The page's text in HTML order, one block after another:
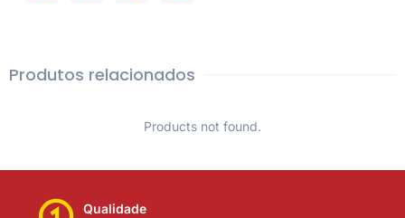
Produtos relacionados
Products not found.
Qualidade